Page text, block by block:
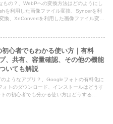
もの？、WebPへの変換方法はどのようにし
を利用した画像ファイル変換、Syncerを利
換、XnConvertを利用した画像ファイル変
心者でもわかる使い方｜有料
、共有、容量確認、その他の機能
いても解説
ようなアプリ？、Googleフォトの有料化に
ォトのダウンロード、インストールはどうす
の初心者でも分かる使い方はどうする